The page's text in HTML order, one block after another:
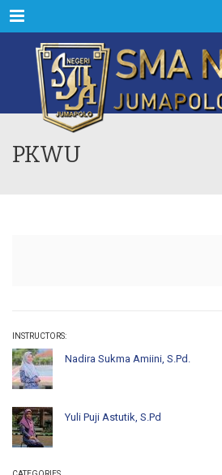
Menu
PKWU
INSTRUCTORS:
Nadira Sukma Amiini, S.Pd.
Yuli Puji Astutik, S.Pd